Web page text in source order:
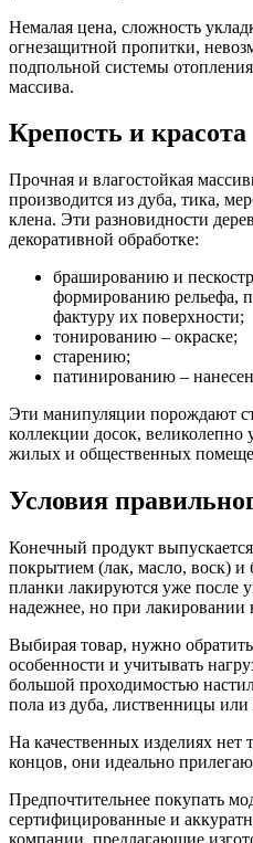
Немалая цена, сложность
огнезащитной пропитки,
подпольной системы
массива.
Крепость и красота
Прочная и влагостойкая
производится из дуба, тика,
клена. Эти разновидности
декоративной обработке:
брашированию и
формированию рельефа,
фактуру их поверхности;
тонированию – окраске;
старению;
патинированию –
Эти манипуляции порождают
коллекции досок,
жилых и общественных
Условия
Конечный продукт
покрытием (лак, масло, воск) и
планки лакируются уже после
надежнее, но при лакировании
Выбирая товар, нужно
особенности и учитывать
большой проходимостью
пола из дуба, лиственницы
На качественных изделиях
концов, они идеально
Предпочтительнее покупать
сертифицированные и